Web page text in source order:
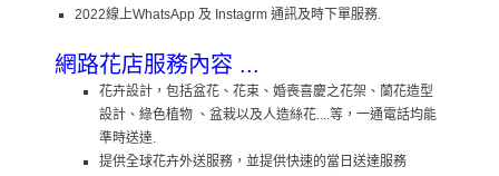
2022線上WhatsApp 及 Instagrm 通訊及時下單服務.
網路花店服務內容 ...
花卉設計，包括盆花、花束、婚喪喜慶之花架、蘭花造型
設計、綠色植物 、盆栽以及人造絲花....等，一通電話均能
準時送達.
提供全球花卉外送服務，並提供快速的當日送達服務